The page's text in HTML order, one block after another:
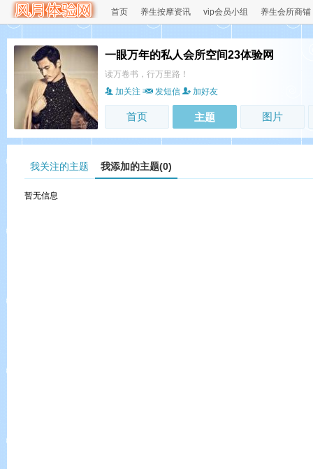
首页 养生按摩资讯 vip会员小组 养生会所商铺
一眼万年的私人会所空间23体验网
读万卷书，行万里路！
加关注
发短信 加好友
首页 主题 图片
我关注的主题 我添加的主题(0)
暂无信息